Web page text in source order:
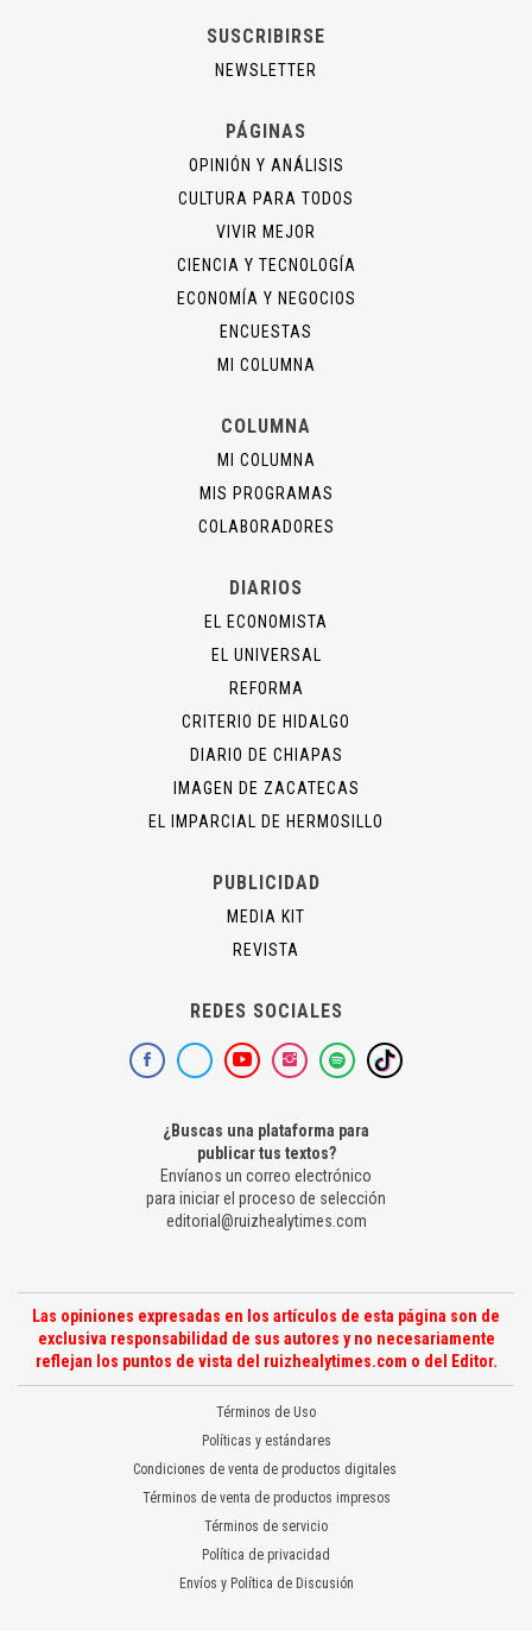
SUSCRIBIRSE
NEWSLETTER
PÁGINAS
OPINIÓN Y ANÁLISIS
CULTURA PARA TODOS
VIVIR MEJOR
CIENCIA Y TECNOLOGÍA
ECONOMÍA Y NEGOCIOS
ENCUESTAS
MI COLUMNA
COLUMNA
MI COLUMNA
MIS PROGRAMAS
COLABORADORES
DIARIOS
EL ECONOMISTA
EL UNIVERSAL
REFORMA
CRITERIO DE HIDALGO
DIARIO DE CHIAPAS
IMAGEN DE ZACATECAS
EL IMPARCIAL DE HERMOSILLO
PUBLICIDAD
MEDIA KIT
REVISTA
REDES SOCIALES
¿Buscas una plataforma para
publicar tus textos?
Envíanos un correo electrónico
para iniciar el proceso de selección
editorial@ruizhealytimes.com
Las opiniones expresadas en los artículos de esta página son de
exclusiva responsabilidad de sus autores y no necesariamente
reflejan los puntos de vista del ruizhealytimes.com o del Editor.
Términos de Uso
Políticas y estándares
Condiciones de venta de productos digitales
Términos de venta de productos impresos
Términos de servicio
Política de privacidad
Envíos y Política de Discusión